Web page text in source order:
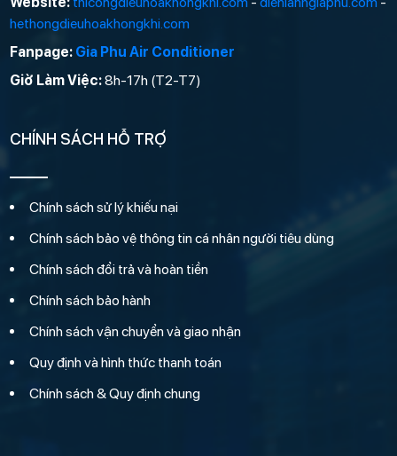
hethongdieuhoakhongkhi.com
Fanpage: Gia Phu Air Conditioner
Giờ Làm Việc:8h-17h (T2-T7)
CHÍNH SÁCH HỖ TRỢ
Chính sách sử lý khiếu nại
Chính sách bảo vệ thông tin cá nhân người tiêu dùng
Chính sách đổi trả và hoàn tiền
Chính sách bảo hành
Chính sách vận chuyển và giao nhận
Quy định và hình thức thanh toán
Chính sách & Quy định chung